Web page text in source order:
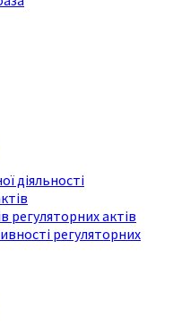
діяльності
актів
регуляторних